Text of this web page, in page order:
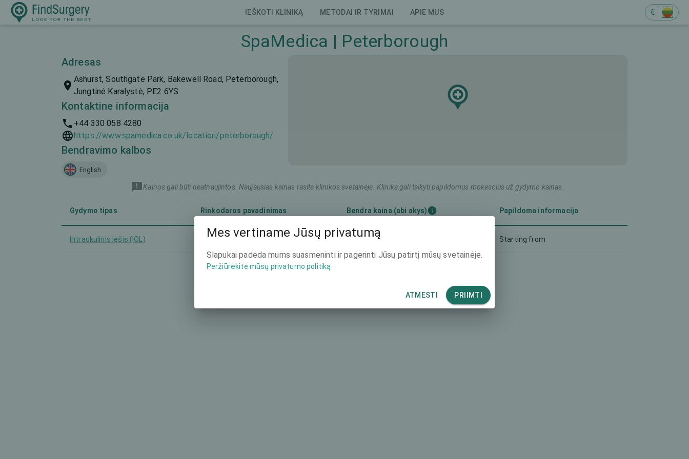
IEŠKOTI KLINIKĄ METODAI IR TYRIMAI APIE MUS €
SpaMedica | Peterborough
Adresas
Ashurst, Southgate Park, Bakewell Road, Peterborough,
Jungtinė Karalystė, PE2 6YS
Kontaktine informacija
+44 330 058 4280
https://www.spamedica.co.uk/location/peterborough/
Bendravimo kalbos
English
Kainos gali būti neatnaujintos. Naujausias kainas rasite klinikos svetainėje. Klinika gali taikyti papildomus mokescius už gydymo kainas.
Gydymo tipas Rinkodaros pavadinimas Bendra kaina (abi akys) Papildoma informacija
Intraokulinis lęšis (IOL) 4669 € Starting from
Mes vertiname Jūsų privatumą
Slapukai padeda mums suasmeninti ir pagerinti Jūsų patirtį mūsų svetainėje.
Peržiūrėkite mūsų privatumo politiką
ATMESTI PRIIMTI